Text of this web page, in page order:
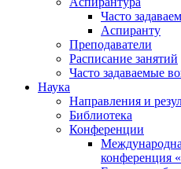
Часто
Аспиранту
Преподаватели
Расписание занятий
Часто задаваемые
Наука
Направления и
Библиотека
Конференции
конференция